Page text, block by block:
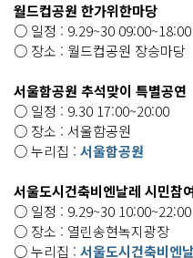
월드컵공원 한가위한마당
○ 일정 : 9.29~30 09:00~18:00
○ 장소 : 월드컵공원 장승마당
서울함공원 추석맞이 특별공연
○ 일정 : 9.30 17:00~20:00
○ 장소 : 서울함공원
○ 누리집 : 서울함공원
서울도시건축비엔날레 시민참
○ 일정 : 9.29~30 10:00~22:00
○ 장소 : 열린송현녹지광장
○ 누리집 : 서울도시건축비엔